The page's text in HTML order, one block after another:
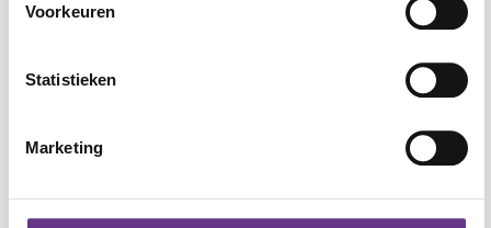
Voorkeuren
Statistieken
Marketing
De opbouw van het materiaal is chronologisch:
Begin bij het werkblad. Hierin wordt verwezen
(praatplaat, spel, enz.).